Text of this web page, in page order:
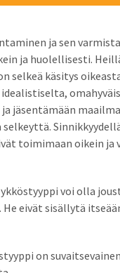
ja sen
ja huolellisesti.
selkeä käsitys
jäsentämään
toimimaan oikein ja
voi olla
eivät sisällytä
on